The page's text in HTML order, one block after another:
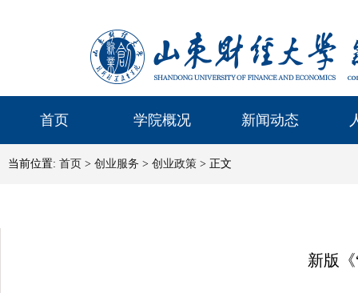
首页 学院概况 新闻动态
当前位置: 首页 > 创业服务 > 创业政策 > 正文
新版